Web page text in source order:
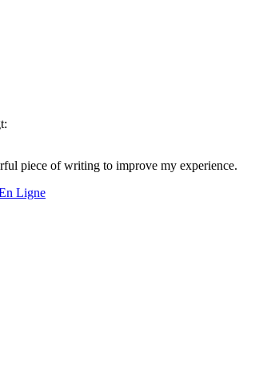
piece of writing to improve my experience.
Ligne